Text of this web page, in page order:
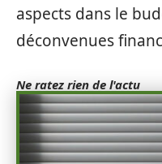
aspects dans le
déconvenues
Ne ratez rien de l'actu